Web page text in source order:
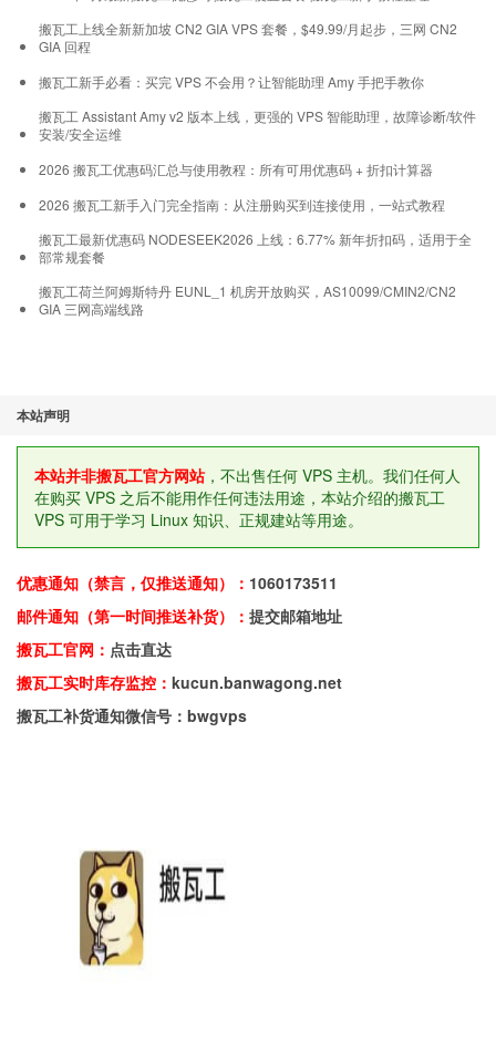
搬瓦工上线全新新加坡 CN2 GIA VPS 套餐，$49.99/月起步，三网 CN2
GIA 回程
搬瓦工新手必看：买完 VPS 不会用？让智能助理 Amy 手把手教你
搬瓦工 Assistant Amy v2 版本上线，更强的 VPS 智能助理，故障诊断/软件
安装/安全运维
2026 搬瓦工优惠码汇总与使用教程：所有可用优惠码 + 折扣计算器
2026 搬瓦工新手入门完全指南：从注册购买到连接使用，一站式教程
搬瓦工最新优惠码 NODESEEK2026 上线：6.77% 新年折扣码，适用于全
部常规套餐
搬瓦工荷兰阿姆斯特丹 EUNL_1 机房开放购买，AS10099/CMIN2/CN2
GIA 三网高端线路
本站声明
本站并非搬瓦工官方网站，不出售任何 VPS 主机。我们任何人
在购买 VPS 之后不能用作任何违法用途，本站介绍的搬瓦工
VPS 可用于学习 Linux 知识、正规建站等用途。
优惠通知（禁言，仅推送通知）： 1060173511
邮件通知（第一时间推送补货）： 提交邮箱地址
搬瓦工官网： 点击直达
搬瓦工实时库存监控： kucun.banwagong.net
搬瓦工补货通知微信号：bwgvps